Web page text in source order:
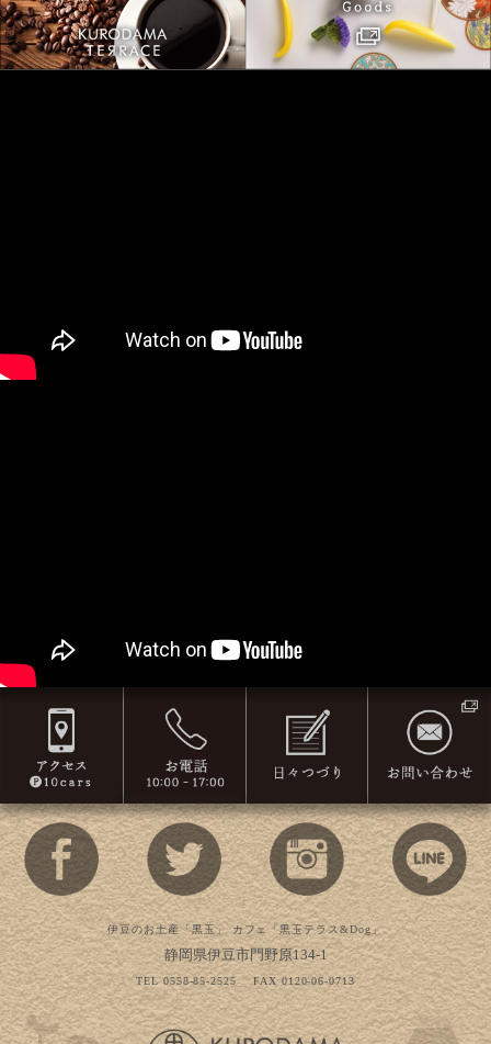
伊豆のお土産「黒玉」 カフェ「黒玉テラス&Dog」
静岡県伊豆市門野原134-1
TEL 0558-85-2525 FAX 0120-06-0713